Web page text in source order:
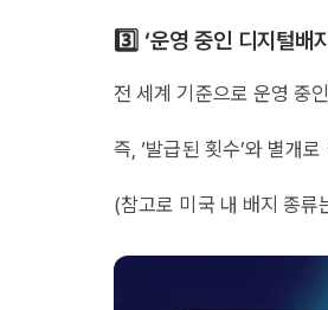
3️⃣ ‘운영 중인 디지털
전 세계 기준으로 운영 중
즉, ‘발급된 횟수’와 별개
(참고로 미국 내 배지 종